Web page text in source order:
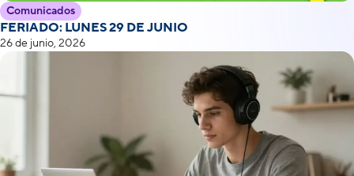
Comunicados
FERIADO: LUNES 29 DE JUNIO
26 de junio, 2026